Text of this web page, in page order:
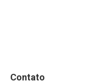
Contato